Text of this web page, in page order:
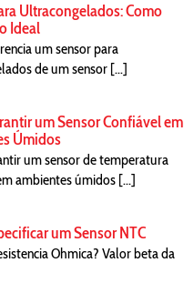
Ultracongelados: Como
Ideal
um sensor para
de um sensor [...]
um Sensor Confiável em
Úmidos
um sensor de temperatura
ambientes úmidos [...]
um Sensor NTC
Ohmica? Valor beta da